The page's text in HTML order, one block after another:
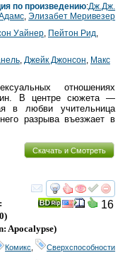
по произведению:Дж.Дж.
,Элизабет Меривезер
Уайнер Пейтон Рид
Джейк Джонсон Макс
отношениях
В центре сюжета —
в любви учительница
разрыва въезжает в
Скачать и Смотреть
смотреть
16
Apocalypse)
Комикс Сверхспособности